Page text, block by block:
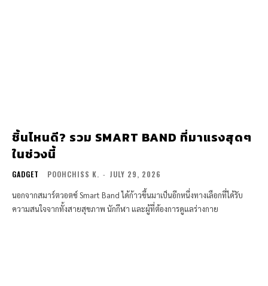
ชิ้นไหนดี? รวม SMART BAND ที่มาแรงสุดๆ
ในช่วงนี้
GADGET POOHCHISS K. - JULY 29, 2026
นอกจากสมาร์ตวอตช์ Smart Band ได้ก้าวขึ้นมาเป็นอีกหนึ่งทางเลือกที่ได้รับ
ความสนใจจากทั้งสายสุขภาพ นักกีฬา และผู้ที่ต้องการดูแลร่างกาย